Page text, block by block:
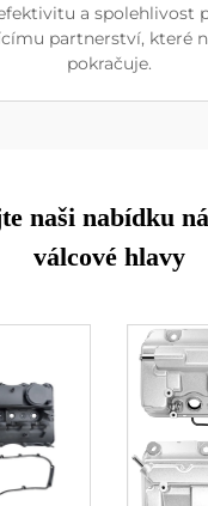
a spolehlivost
partnerství, které
pokračuje.
naši nabídku
válcové hlavy